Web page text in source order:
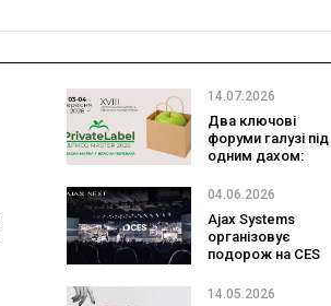
14.07.2026
Два ключові
форуми галузі під
одним дахом:
Master та
2026 у МВЦ
04.06.2026
Ajax Systems
організовує
подорож на CES
студентів
14.05.2026